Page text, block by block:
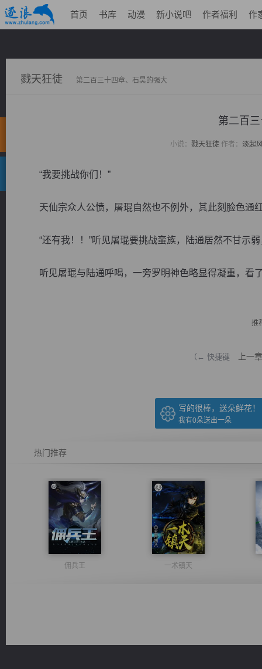
首页 书库 动漫 新小说吧 作者福利 作
戮天狂徒 第二百三十四章、石昊的强大
第二百
小说： 戮天狂徒作者： 淡起
“我要挑战你们！”
天仙宗众人公愤，屠琨自然也不例外，其此刻脸色通
“还有我！！”听见屠琨要挑战蛮族，陆通居然不甘示
听见屠琨与陆通呼喝，一旁罗明神色略显得凝重，看
推
（← 快捷键 上一章
写的很棒，送朵鲜花！
我有0朵送出一朵
热门推荐
佣兵王 一术镇天